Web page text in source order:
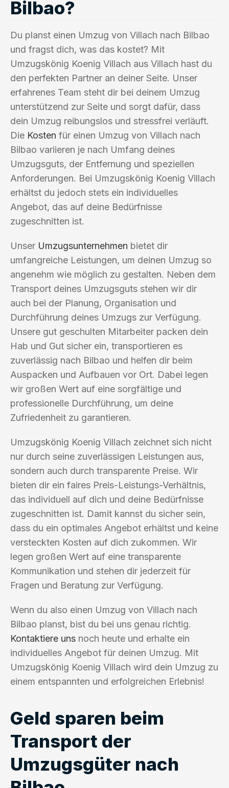
Bilbao?
Du planst einen Umzug von Villach nach Bilbao
und fragst dich, was das kostet? Mit
Umzugskönig Koenig Villach aus Villach hast du
den perfekten Partner an deiner Seite. Unser
erfahrenes Team steht dir bei deinem Umzug
unterstützend zur Seite und sorgt dafür, dass
dein Umzug reibungslos und stressfrei verläuft.
Die Kosten für einen Umzug von Villach nach
Bilbao variieren je nach Umfang deines
Umzugsguts, der Entfernung und speziellen
Anforderungen. Bei Umzugskönig Koenig Villach
erhältst du jedoch stets ein individuelles
Angebot, das auf deine Bedürfnisse
zugeschnitten ist.
Unser Umzugsunternehmen bietet dir
umfangreiche Leistungen, um deinen Umzug so
angenehm wie möglich zu gestalten. Neben dem
Transport deines Umzugsguts stehen wir dir
auch bei der Planung, Organisation und
Durchführung deines Umzugs zur Verfügung.
Unsere gut geschulten Mitarbeiter packen dein
Hab und Gut sicher ein, transportieren es
zuverlässig nach Bilbao und helfen dir beim
Auspacken und Aufbauen vor Ort. Dabei legen
wir großen Wert auf eine sorgfältige und
professionelle Durchführung, um deine
Zufriedenheit zu garantieren.
Umzugskönig Koenig Villach zeichnet sich nicht
nur durch seine zuverlässigen Leistungen aus,
sondern auch durch transparente Preise. Wir
bieten dir ein faires Preis-Leistungs-Verhältnis,
das individuell auf dich und deine Bedürfnisse
zugeschnitten ist. Damit kannst du sicher sein,
dass du ein optimales Angebot erhältst und keine
versteckten Kosten auf dich zukommen. Wir
legen großen Wert auf eine transparente
Kommunikation und stehen dir jederzeit für
Fragen und Beratung zur Verfügung.
Wenn du also einen Umzug von Villach nach
Bilbao planst, bist du bei uns genau richtig.
Kontaktiere uns noch heute und erhalte ein
individuelles Angebot für deinen Umzug. Mit
Umzugskönig Koenig Villach wird dein Umzug zu
einem entspannten und erfolgreichen Erlebnis!
Geld sparen beim
Transport der
Umzugsgüter nach